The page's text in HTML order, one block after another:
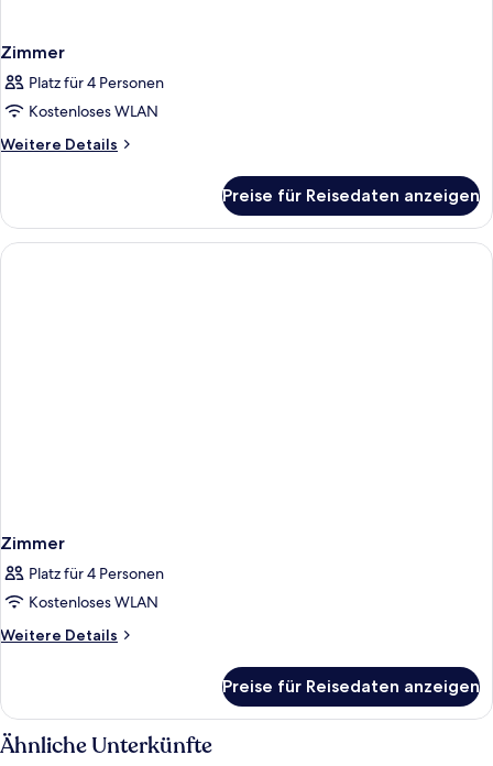
Zimmer
Platz für 4 Personen
Kostenloses WLAN
Weitere Details
Weitere
Preise für Reisedaten anzeigen
Zimmer
Platz für 4 Personen
Kostenloses WLAN
Weitere Details
Weitere
Preise für Reisedaten anzeigen
Ähnliche Unterkünfte